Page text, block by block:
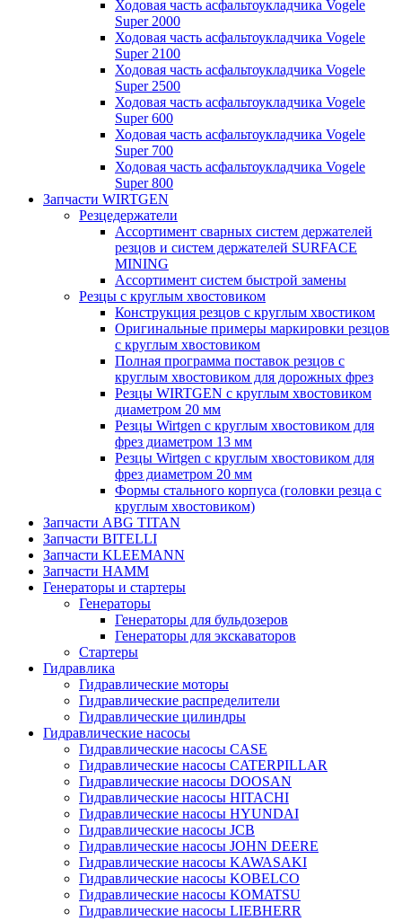
Ходовая часть асфальтоукладчика Vogele
Super 2000
Ходовая часть асфальтоукладчика Vogele
Super 2100
Ходовая часть асфальтоукладчика Vogele
Super 2500
Ходовая часть асфальтоукладчика Vogele
Super 600
Ходовая часть асфальтоукладчика Vogele
Super 700
Ходовая часть асфальтоукладчика Vogele
Super 800
Запчасти WIRTGEN
Резцедержатели
Ассортимент сварных систем держателей
резцов и систем держателей SURFACE
MINING
Ассортимент систем быстрой замены
Резцы с круглым хвостовиком
Конструкция резцов с круглым хвостиком
Оригинальные примеры маркировки резцов
с круглым хвостовиком
Полная программа поставок резцов с
круглым хвостовиком для дорожных фрез
Резцы WIRTGEN с круглым хвостовиком
диаметром 20 мм
Резцы Wirtgen с круглым хвостовиком для
фрез диаметром 13 мм
Резцы Wirtgen с круглым хвостовиком для
фрез диаметром 20 мм
Формы стального корпуса (головки резца с
круглым хвостовиком)
Запчасти ABG TITAN
Запчасти BITELLI
Запчасти KLEEMANN
Запчасти HAMM
Генераторы и стартеры
Генераторы
Генераторы для бульдозеров
Генераторы для экскаваторов
Стартеры
Гидравлика
Гидравлические моторы
Гидравлические распределители
Гидравлические цилиндры
Гидравлические насосы
Гидравлические насосы CASE
Гидравлические насосы CATERPILLAR
Гидравлические насосы DOOSAN
Гидравлические насосы HITACHI
Гидравлические насосы HYUNDAI
Гидравлические насосы JCB
Гидравлические насосы JOHN DEERE
Гидравлические насосы KAWASAKI
Гидравлические насосы KOBELCO
Гидравлические насосы KOMATSU
Гидравлические насосы LIEBHERR